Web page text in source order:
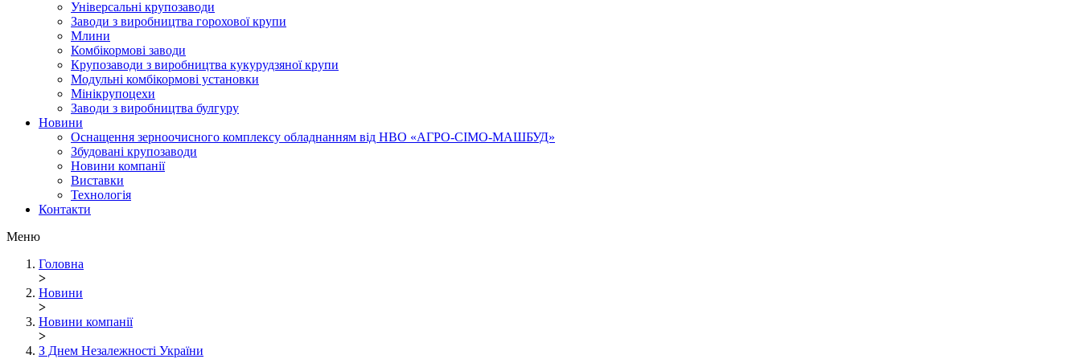
Універсальні крупозаводи
Заводи з виробництва горохової крупи
Млини
Комбікормові заводи
Крупозаводи з виробництва кукурудзяної крупи
Модульні комбікормові установки
Мінікрупоцехи
Заводи з виробництва булгуру
Новини
Оснащення зерноочисного комплексу обладнанням від НВО «АГРО-СІМО-МАШБУД»
Збудовані крупозаводи
Новини компанії
Виставки
Технологія
Контакти
Меню
Головна
>
Новини
>
Новини компанії
>
З Днем Незалежності України